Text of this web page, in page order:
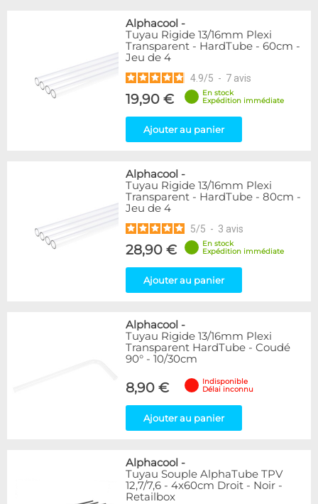
Alphacool -
Tuyau Rigide 13/16mm Plexi
Transparent - HardTube - 60cm -
Jeu de 4
4.9/5 - 7 avis
19,90 €
En stock
Expédition immédiate
Ajouter au panier
Alphacool -
Tuyau Rigide 13/16mm Plexi
Transparent - HardTube - 80cm -
Jeu de 4
5/5 - 3 avis
28,90 €
En stock
Expédition immédiate
Ajouter au panier
Alphacool -
Tuyau Rigide 13/16mm Plexi
Transparent HardTube - Coudé
90° - 10/30cm
8,90 €
Indisponible
Délai inconnu
Ajouter au panier
Alphacool -
Tuyau Souple AlphaTube TPV
12,7/7,6 - 4x60cm Droit - Noir -
Retailbox